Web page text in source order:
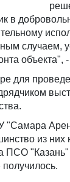
в
объекта",
для
"Самара
из
ПСО